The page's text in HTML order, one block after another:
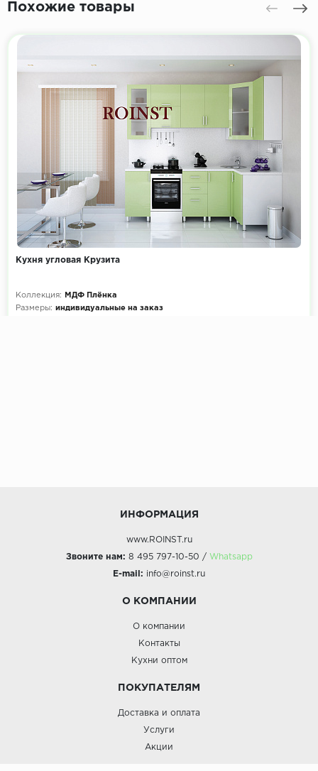
Похожие товары
Кухня угловая Крузита
Коллекция:
МДФ Плёнка
Размеры: индивидуальные на заказ
ИНФОРМАЦИЯ
www.ROINST.ru
Звоните нам: 8 495 797-10-50 / Whatsapp
E-mail: info@roinst.ru
О КОМПАНИИ
О компании
Контакты
Кухни оптом
ПОКУПАТЕЛЯМ
Доставка и оплата
Услуги
Акции